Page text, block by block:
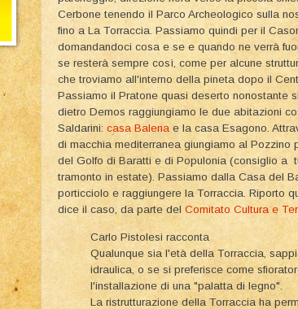
Cerbone tenendo il Parco Archeologico sulla
fino a La Torraccia. Passiamo quindi per il
domandandoci cosa e se e quando ne verrà
se resterà sempre così, come per alcune
che troviamo all'interno della pineta dopo il
Passiamo il Pratone quasi deserto nonostante
dietro Demos raggiungiamo le due abitazioni
Saldarini: casa Balena e la casa Esagono.
di macchia mediterranea giungiamo al
del Golfo di Baratti e di Populonia (consiglio a
tramonto in estate). Passiamo dalla Casa del
porticciolo e raggiungere la Torraccia. Riporto
dice il caso, da parte del Comitato Cultura e
Carlo Pistolesi racconta
Qualunque sia l'età della Torraccia,
idraulica, o se si preferisce come
l'installazione di una "palatta di legno".
La ristrutturazione della Torraccia ha